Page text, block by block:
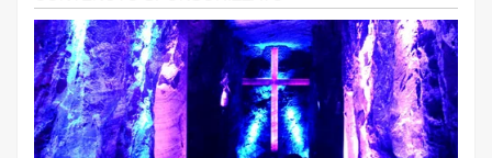
LE PERSONE ENTRANOnelle nostre vite, a volte
in un modo così strano da incuriosirci.